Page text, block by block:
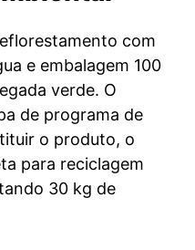
com
e embalagem 100
verde. O
de programa de
o produto, o
para reciclagem
30 kg de